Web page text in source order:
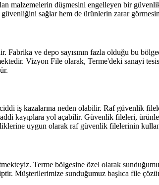
malzemelerin düşmesini engelleyen bir
güvenliğini sağlar hem de ürünlerin zarar
ve depo sayısının fazla olduğu bu
Vizyon File olarak, Terme'deki sanayi
iş kazalarına neden olabilir. Raf güvenlik
kayıplara yol açabilir. Güvenlik fileleri,
uygun olarak raf güvenlik filelerinin
Terme bölgesine özel olarak
Müşterilerimize sunduğumuz başlıca file